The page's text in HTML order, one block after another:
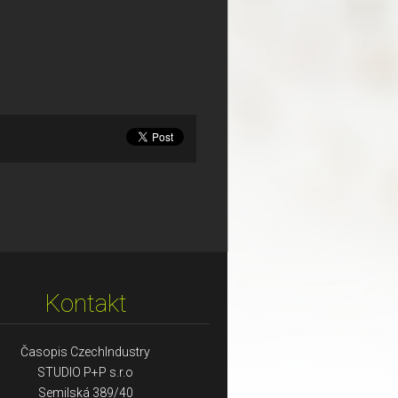
Kontakt
Časopis CzechIndustry
STUDIO P+P s.r.o
Semilská 389/40